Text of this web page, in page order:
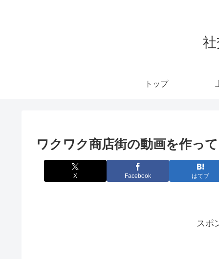
トップ
ワクワク商店街の動画を作っ
X Facebook はてブ
スポ